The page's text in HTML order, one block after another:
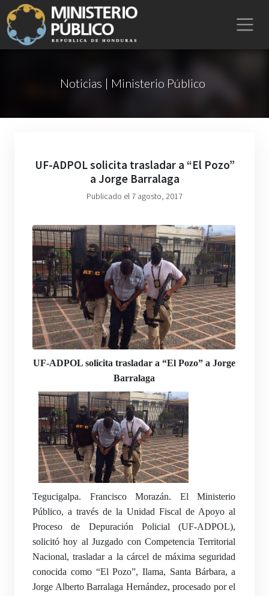
Noticias | Ministerio Público
UF-ADPOL solicita trasladar a “El Pozo”
a Jorge Barralaga
Publicado el 7 agosto, 2017
UF-ADPOL solicita trasladar a “El Pozo” a Jorge
Barralaga
Tegucigalpa. Francisco Morazán. El Ministerio
Público, a través de la Unidad Fiscal de Apoyo al
Proceso de Depuración Policial (UF-ADPOL),
solicitó hoy al Juzgado con Competencia Territorial
Nacional, trasladar a la cárcel de máxima seguridad
conocida como “El Pozo”, Ilama, Santa Bárbara, a
Jorge Alberto Barralaga Hernández, procesado por el